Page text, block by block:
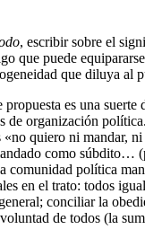
, escribir sobre el
que puede
que diluya
es una
de organización
quiero ni mandar,
como súbdito…
comunidad política
en el trato: todos
conciliar la
de todos (la